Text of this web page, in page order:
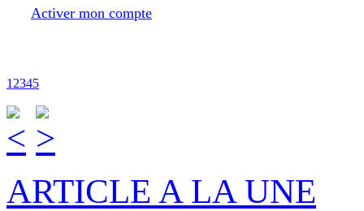
Activer mon compte
1 2345
ARTICLE A LA UNE